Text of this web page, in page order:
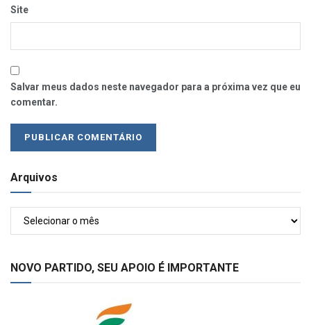
Site
Salvar meus dados neste navegador para a próxima vez que eu
comentar.
Arquivos
NOVO PARTIDO, SEU APOIO É IMPORTANTE